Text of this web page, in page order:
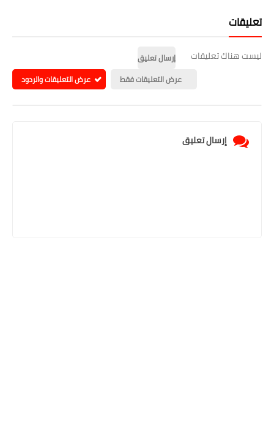
تعليقات
ليست هناك تعليقات
إرسال تعليق
عرض التعليقات فقط
عرض التعليقات والردود
إرسال تعليق